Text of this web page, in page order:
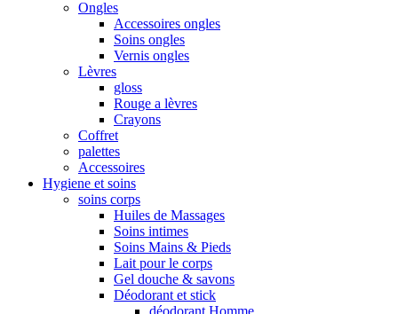
Ongles
Accessoires ongles
Soins ongles
Vernis ongles
Lèvres
gloss
Rouge a lèvres
Crayons
Coffret
palettes
Accessoires
Hygiene et soins
soins corps
Huiles de Massages
Soins intimes
Soins Mains & Pieds
Lait pour le corps
Gel douche & savons
Déodorant et stick
déodorant Homme